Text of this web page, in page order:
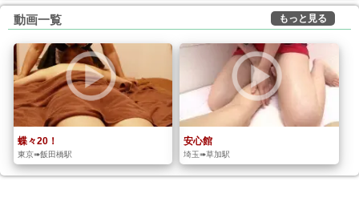
動画一覧 もっと見る
蝶々20！
東京➠飯田橋駅
安心館
埼玉➠草加駅